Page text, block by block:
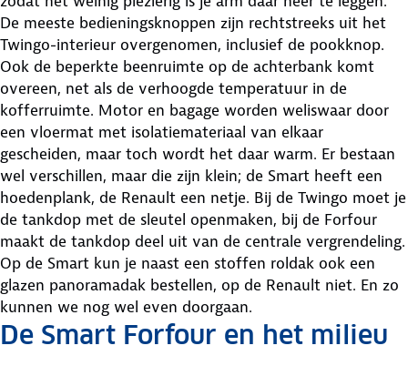
De meeste bedieningsknoppen zijn rechtstreeks uit het
Twingo-interieur overgenomen, inclusief de pookknop.
Ook de beperkte beenruimte op de achterbank komt
overeen, net als de verhoogde temperatuur in de
kofferruimte. Motor en bagage worden weliswaar door
een vloermat met isolatiemateriaal van elkaar
gescheiden, maar toch wordt het daar warm. Er bestaan
wel verschillen, maar die zijn klein; de Smart heeft een
hoedenplank, de Renault een netje. Bij de Twingo moet je
de tankdop met de sleutel openmaken, bij de Forfour
maakt de tankdop deel uit van de centrale vergrendeling.
Op de Smart kun je naast een stoffen roldak ook een
glazen panoramadak bestellen, op de Renault niet. En zo
kunnen we nog wel even doorgaan.
De Smart Forfour en het milieu